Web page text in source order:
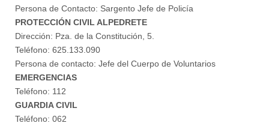
Persona de Contacto: Sargento Jefe de Policía
PROTECCIÓN CIVIL ALPEDRETE
Dirección: Pza. de la Constitución, 5.
Teléfono: 625.133.090
Persona de contacto: Jefe del Cuerpo de Voluntarios
EMERGENCIAS
Teléfono: 112
GUARDIA CIVIL
Teléfono: 062